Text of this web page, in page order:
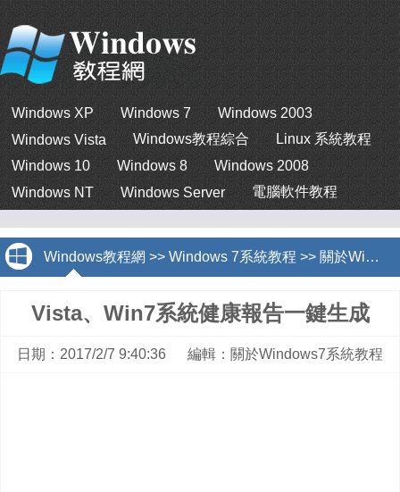
Windows XP Windows 7
Windows 2003
Windows Vista
Windows教程綜合
Linux 系統教程
Windows 10
Windows 8
Windows 2008
Windows NT
Windows Server 電腦軟件教程
Windows教程網 >> Windows 7系統教程 >> 關於Windows7系統教程
Vista、Win7系統健康報告一鍵生成
日期：2017/2/7 9:40:36 編輯：關於Windows7系統教程